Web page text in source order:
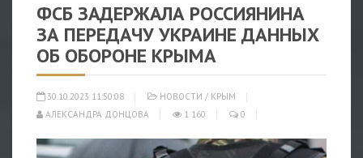
ФСБ ЗАДЕРЖАЛА РОССИЯНИНА
ЗА ПЕРЕДАЧУ УКРАИНЕ ДАННЫХ
ОБ ОБОРОНЕ КРЫМА
30.10.2023 11:50:08 НОВОСТИ / КРЫМ
АЛЕКСАНДРА ДОНЦОВА
1 160 0